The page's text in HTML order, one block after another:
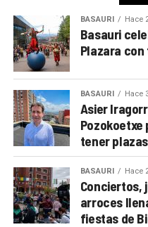
BASAURI Hace
Basauri
Plazara
BASAURI Hace
Asier
tener
BASAURI Hace
Conciertos,
arroces
fiestas de